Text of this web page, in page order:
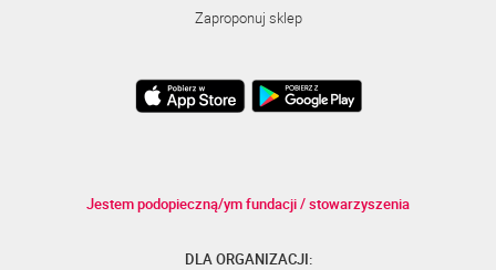
Zaproponuj sklep
Jestem podopieczną/ym fundacji / stowarzyszenia
DLA ORGANIZACJI: